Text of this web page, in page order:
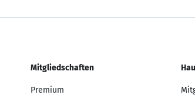
Mitgliedschaften
Premium